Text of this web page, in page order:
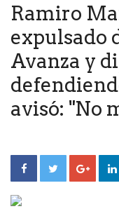
Ramiro
expulsado
Avanza y
avisó: "No